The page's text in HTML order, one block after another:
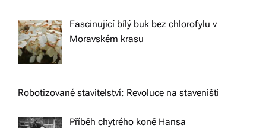
Fascinující bílý buk bez chlorofylu v
Moravském krasu
Robotizované stavitelství: Revoluce na staveništi
Příběh chytrého koně Hansa